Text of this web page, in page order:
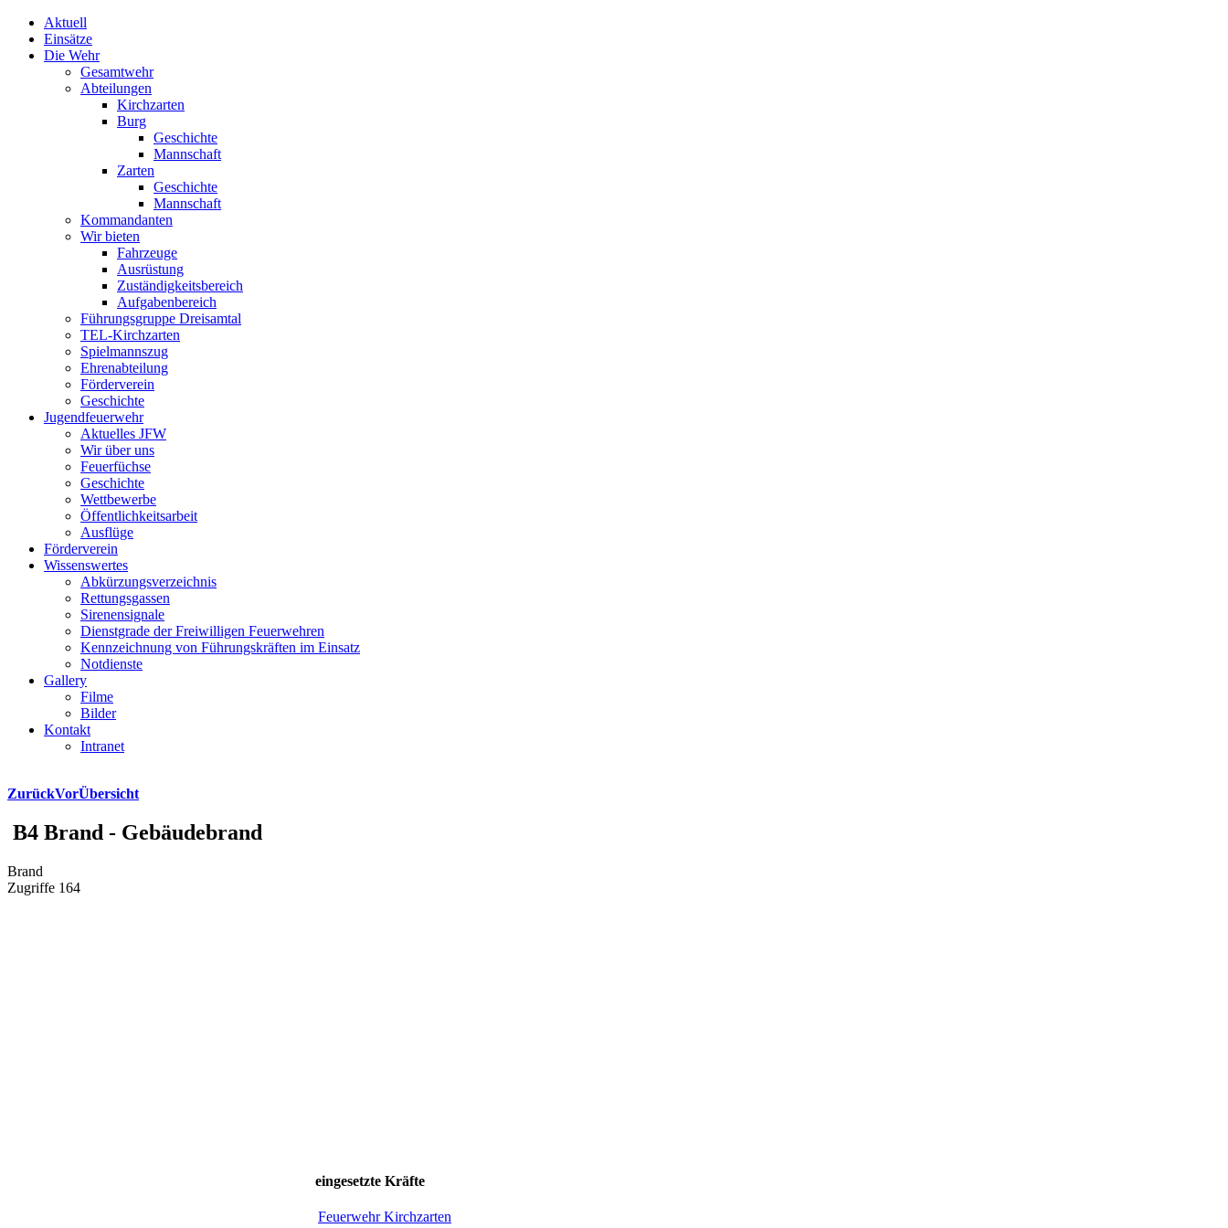
Aktuell
Einsätze
Die Wehr
Gesamtwehr
Abteilungen
Kirchzarten
Burg
Geschichte
Mannschaft
Zarten
Geschichte
Mannschaft
Kommandanten
Wir bieten
Fahrzeuge
Ausrüstung
Zuständigkeitsbereich
Aufgabenbereich
Führungsgruppe Dreisamtal
TEL-Kirchzarten
Spielmannszug
Ehrenabteilung
Förderverein
Geschichte
Jugendfeuerwehr
Aktuelles JFW
Wir über uns
Feuerfüchse
Geschichte
Wettbewerbe
Öffentlichkeitsarbeit
Ausflüge
Förderverein
Wissenswertes
Abkürzungsverzeichnis
Rettungsgassen
Sirenensignale
Dienstgrade der Freiwilligen Feuerwehren
Kennzeichnung von Führungskräften im Einsatz
Notdienste
Gallery
Filme
Bilder
Kontakt
Intranet
ZurückVorÜbersicht
B4 Brand - Gebäudebrand
Brand
Zugriffe 164
eingesetzte Kräfte
Feuerwehr Kirchzarten